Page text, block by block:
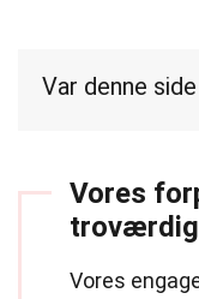
Var denne
Vores
Vores